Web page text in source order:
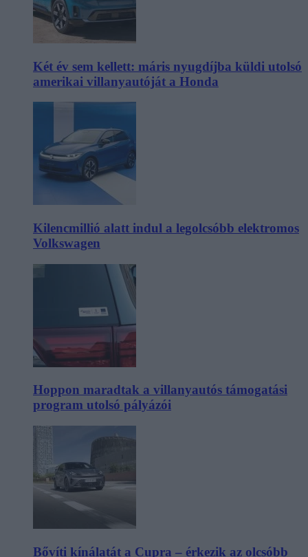
Két év sem kellett: máris nyugdíjba küldi utolsó
amerikai villanyautóját a Honda
Kilencmillió alatt indul a legolcsóbb elektromos
Volkswagen
Hoppon maradtak a villanyautós támogatási
program utolsó pályázói
Bővíti kínálatát a Cupra – érkezik az olcsóbb